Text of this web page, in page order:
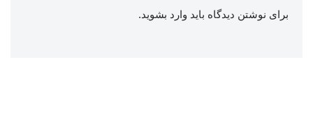
برای نوشتن دیدگاه باید وارد بشوید.